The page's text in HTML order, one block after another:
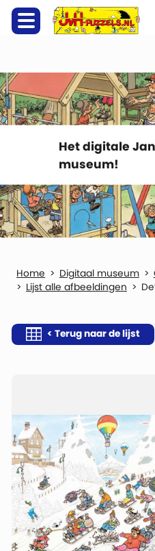
Het digitale
museum!
Digitaal museum
Lijst alle afbeeldingen
< Terug naar de lijst